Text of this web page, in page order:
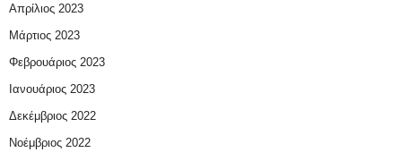
Απρίλιος 2023
Μάρτιος 2023
Φεβρουάριος 2023
Ιανουάριος 2023
Δεκέμβριος 2022
Νοέμβριος 2022